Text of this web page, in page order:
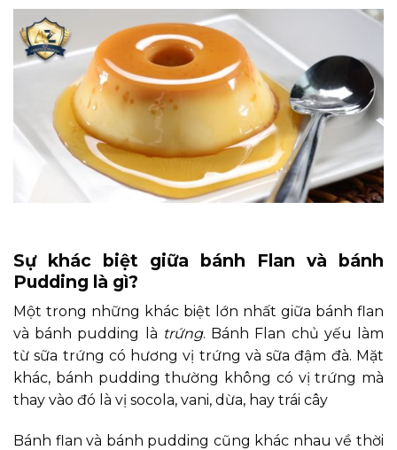
Sự khác biệt giữa bánh Flan và bánh
Pudding là gì?
Một trong những khác biệt lớn nhất giữa bánh flan
và bánh pudding là trứng. Bánh Flan chủ yếu làm
từ sữa trứng có hương vị trứng và sữa đậm đà. Mặt
khác, bánh pudding thường không có vị trứng mà
thay vào đó là vị socola, vani, dừa, hay trái cây
Bánh flan và bánh pudding cũng khác nhau về thời